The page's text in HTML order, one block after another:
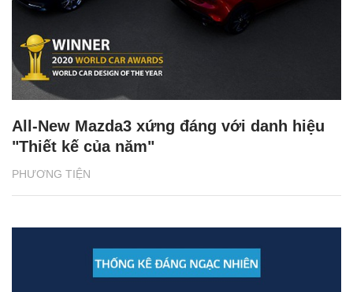
PHƯƠNG TIỆN
All-New Mazda3 xứng đáng với danh hiệu
"Thiết kế của năm"